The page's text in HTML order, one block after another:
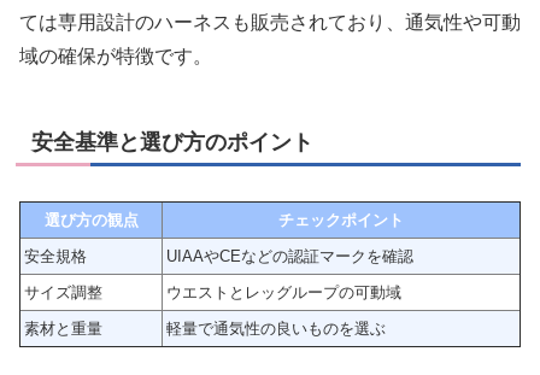
ては専用設計のハーネスも販売されており、通気性や可動
域の確保が特徴です。
安全基準と選び方のポイント
選び方の観点
チェックポイント
安全規格
UIAAやCEなどの認証マークを確認
サイズ調整
ウエストとレッグループの可動域
素材と重量
軽量で通気性の良いものを選ぶ